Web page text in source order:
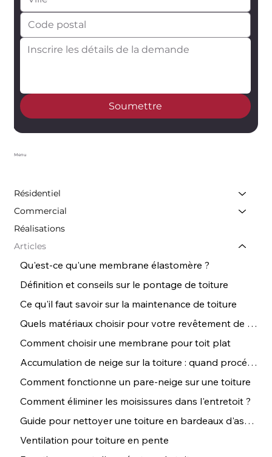
Soumettre
Menu
Résidentiel
Commercial
Réalisations
Articles
Qu'est-ce qu'une membrane élastomère ?
Définition et conseils sur le pontage de toiture
Ce qu'il faut savoir sur la maintenance de toiture
Quels matériaux choisir pour votre revêtement de toiture ? | Conseils de Couvreurs
Comment choisir une membrane pour toit plat
Accumulation de neige sur la toiture : quand procéder au déneigement
Comment fonctionne un pare-neige sur une toiture
Comment éliminer les moisissures dans l'entretoit ?
Guide pour nettoyer une toiture en bardeaux d'asphalte
Ventilation pour toiture en pente